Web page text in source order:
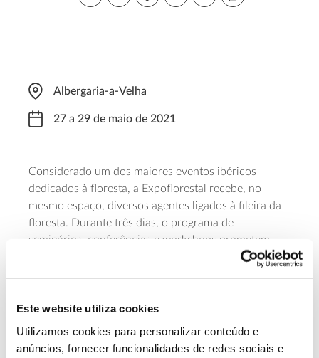
Este website utiliza cookies
Utilizamos cookies para personalizar conteúdo e
anúncios, fornecer funcionalidades de redes sociais e
Albergaria-a-Velha
27 a 29 de maio de 2021
Considerado um dos maiores eventos ibéricos
dedicados à floresta, a Expoflorestal recebe, no
mesmo espaço, diversos agentes ligados à fileira da
floresta. Durante três dias, o programa de
seminários, conferências e workshops prometem
divulgar o que de mais relevante acontece ao nível
tecnológicas mais atuais.
Saiba mais sobre o evento